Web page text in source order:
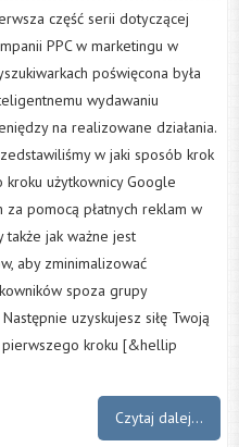
część serii dotyczącej
PPC w marketingu w
poświęcona była
wydawaniu
na realizowane działania.
w jaki sposób krok
kroku użytkownicy Google
pomocą płatnych reklam w
także jak ważne jest
aby zminimalizować
spoza grupy
uzyskujesz siłę Twoją
pierwszego kroku [&hellip
Czytaj dalej...